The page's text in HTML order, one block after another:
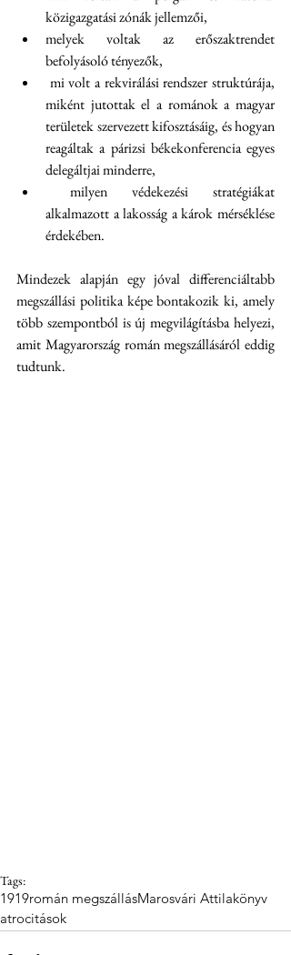
közigazgatási zónák jellemzői,
melyek voltak az erőszaktrendet
befolyásoló tényezők,
mi volt a rekvirálási rendszer struktúrája,
miként jutottak el a románok a magyar
területek szervezett kifosztásáig, és hogyan
reagáltak a párizsi békekonferencia egyes
delegáltjai minderre,
milyen védekezési stratégiákat
alkalmazott a lakosság a károk mérséklése
érdekében.
Mindezek alapján egy jóval differenciáltabb
megszállási politika képe bontakozik ki, amely
több szempontból is új megvilágításba helyezi,
amit Magyarország román megszállásáról eddig
tudtunk.
Tags:
1919román megszállásMarosvári Attilakönyv
atrocitások